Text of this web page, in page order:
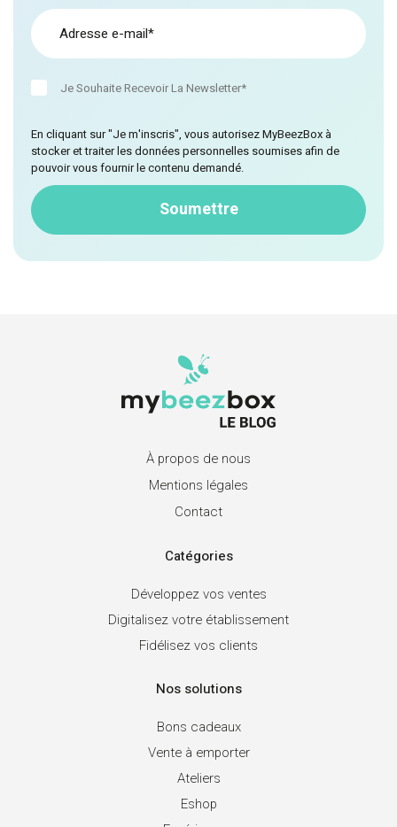
Je Souhaite Recevoir La Newsletter*
En cliquant sur "Je m'inscris", vous autorisez MyBeezBox à
stocker et traiter les données personnelles soumises afin de
pouvoir vous fournir le contenu demandé.
À propos de nous
Mentions légales
Contact
Catégories
Développez vos ventes
Digitalisez votre établissement
Fidélisez vos clients
Nos solutions
Bons cadeaux
Vente à emporter
Ateliers
Eshop